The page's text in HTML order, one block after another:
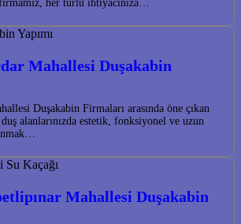
her türlü ihtiyacınıza…
Mahallesi Duşakabin
Duşakabin Firmaları arasında öne çıkan
alanlarınızda estetik, fonksiyonel ve uzun
Mahallesi Duşakabin